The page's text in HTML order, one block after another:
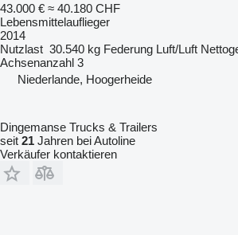
43.000 € ≈ 40.180 CHF
Lebensmittelauflieger
2014
Nutzlast 30.540 kg Federung Luft/Luft
Achsenanzahl 3
Niederlande, Hoogerheide
Dingemanse Trucks & Trailers
seit 21 Jahren bei Autoline
Verkäufer kontaktieren